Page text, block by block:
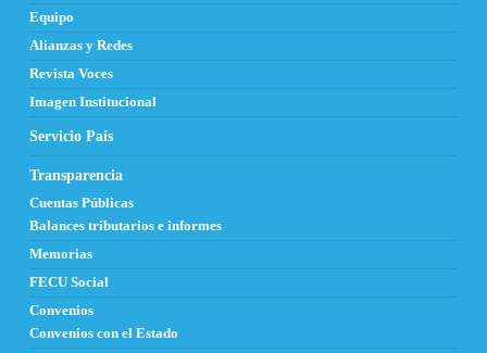
Equipo
Alianzas y Redes
Revista Voces
Imagen Institucional
Servicio País
Transparencia
Cuentas Públicas
Balances tributarios e informes
Memorias
FECU Social
Convenios
Convenios con el Estado